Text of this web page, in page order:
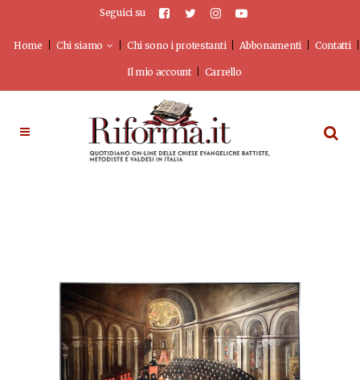
Seguici su
Home Chi siamo Chi sono i protestanti Abbonamenti Contatti
Il mio account Carrello